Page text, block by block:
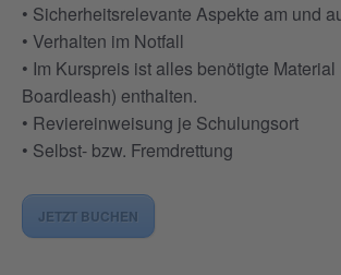
• Sicherheitsrelevante Aspekte am und
• Verhalten im Notfall
• Im Kurspreis ist alles benötigte
Boardleash) enthalten.
• Reviereinweisung je Schulungsort
• Selbst- bzw. Fremdrettung
JETZT BUCHEN